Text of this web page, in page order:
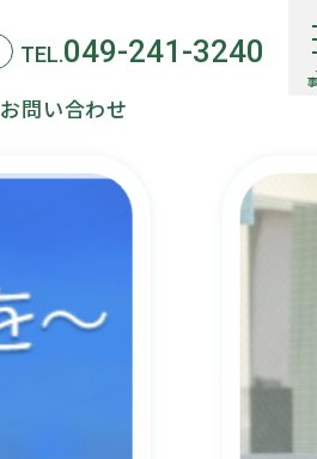
049-241-3240
お問い合わせ